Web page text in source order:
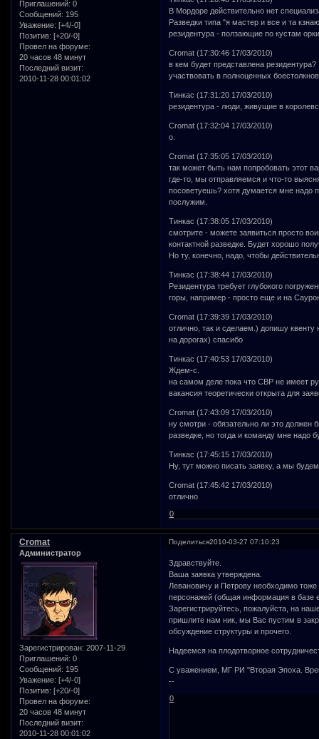
Приглашений: 0
Сообщений: 195
Уважение: [+4/-0]
Позитив: [+20/-0]
Провел на форуме:
20 часов 48 минут
Последний визит:
2010-11-28 00:01:02
В Мордоре действительно нет
Разведки типа "я мастер и все и та
резидентура - ползающие по кустам
Cromat (17:30:46 17/03/2010)
в кем будет представлена
участвовать в полноценных
Тинкас (17:31:20 17/03/2010)
резидентура - люди, живущие в
Cromat (17:32:04 17/03/2010)
о.
Cromat (17:35:05 17/03/2010)
так может быть нам попробовать этот
где-то, мы отправляемся и что-то
посоветуешь? хотя думается мне надо
послужим.
Тинкас (17:38:05 17/03/2010)
смотрите - можете заявиться просто
контактной разведке. Будет хорошо
Но ту, конечно, надо, чтобы
Тинкас (17:38:44 17/03/2010)
Резидентура требует глубокого
горы, например - просто еще и на
Cromat (17:39:39 17/03/2010)
отлично, так и сделаем.) допишу
на дорогах) спасибо
Тинкас (17:40:53 17/03/2010)
Ждем-с.
на самом деле пока что СВР не имеет
вакансия теоретически открыта для
Cromat (17:43:09 17/03/2010)
ну смотри - обязательно ли это должен
разведке, но тогда и команду мне надо
Тинкас (17:45:15 17/03/2010)
Ну, тут можно писать заявку, а мы
Cromat (17:45:42 17/03/2010)
отлично
0
Поделиться2010-03-27 07:10:23
Cromat
Администратор
Зарегистрирован: 2007-11-29
Приглашений: 0
Сообщений: 195
Уважение: [+4/-0]
Позитив: [+20/-0]
Провел на форуме:
20 часов 48 минут
Последний визит:
2010-11-28 00:01:02
Здравствуйте.
Ваша заявка утверждена.
Левановичу и Петрову необходимо
персонажей (общая информация в базе
Зарегистрируйтесь, пожалуйста, на
пришлите нам ник, мы Вас пустим в
обсуждение структуры и прочего.
Надеемся на плодотворное
С уважением, МГ РИ "Вторая Эпоха.
--
0